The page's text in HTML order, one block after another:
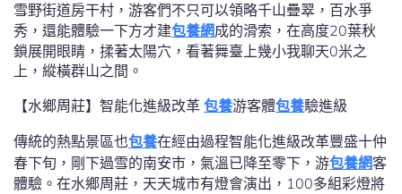
雪野街道房干村，游客們不只可以領略千山疊翠，百水爭
秀，還能體驗一下方才建包養網成的滑索，在高度20葉秋
鎖展開眼睛，揉著太陽穴，看著舞臺上幾小我聊天0米之
上，縱橫群山之間。
【水鄉周莊】智能化進級改革 包養游客體包養驗進級
傳統的熱點景區也包養在經由過程智能化進級改革豐盛十仲
春下旬，剛下過雪的南安市，氣溫已降至零下，游包養網客
體驗。在水鄉周莊，天天城市有燈會演出，100多組彩燈將